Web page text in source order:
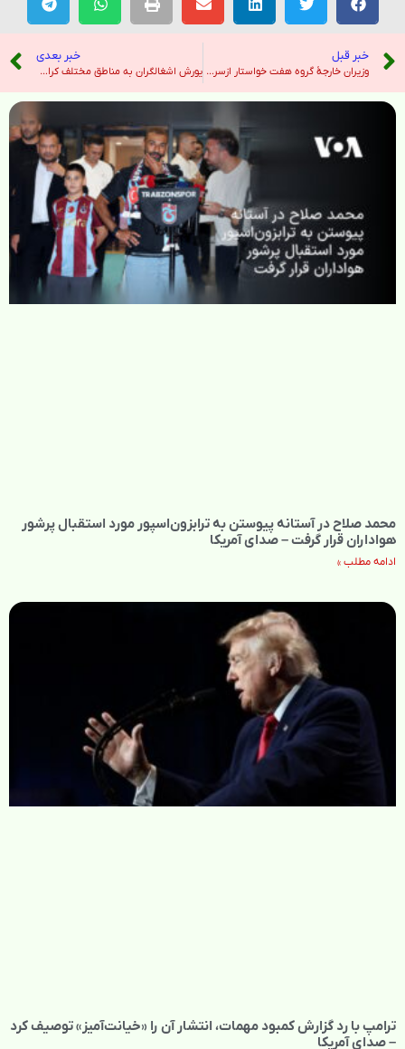
خبر قبل
وزیران خارجهٔ گروه هفت خواستار ازسرگیری مذاکرات برای توافق جامع هسته‌ای با ایران شدند – رادیو فردا
خبر بعدی
یورش اشغالگران به مناطق مختلف کرانه باختری و شهادت یک فلسطینی – خبرگزاری تسنیم
محمد صلاح در آستانه پیوستن به ترابزون‌اسپور مورد استقبال پرشور
هواداران قرار گرفت – صدای آمریکا
ادامه مطلب »
ترامپ با رد گزارش کمبود مهمات، انتشار آن را «خیانت‌آمیز» توصیف کرد
– صدای آمریکا